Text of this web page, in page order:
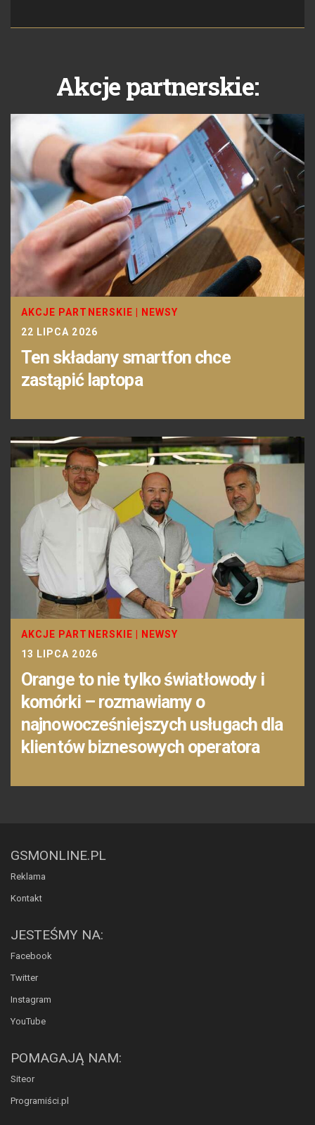
Akcje partnerskie:
AKCJE PARTNERSKIE
NEWSY
22 LIPCA 2026
Ten składany smartfon chce
zastąpić laptopa
AKCJE PARTNERSKIE
NEWSY
13 LIPCA 2026
Orange to nie tylko światłowody i
komórki – rozmawiamy o
najnowocześniejszych usługach dla
klientów biznesowych operatora
GSMONLINE.PL
Reklama
Kontakt
JESTEŚMY NA:
Facebook
Twitter
Instagram
YouTube
POMAGAJĄ NAM:
Siteor
Programiści.pl